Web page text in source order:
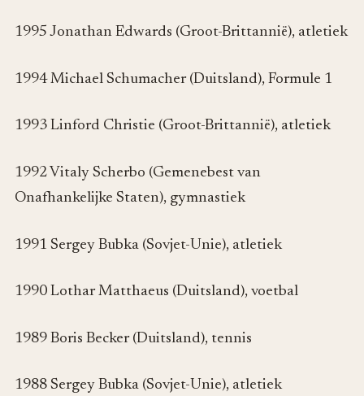
1995 Jonathan Edwards (Groot-Brittannië), atletiek
1994 Michael Schumacher (Duitsland), Formule 1
1993 Linford Christie (Groot-Brittannië), atletiek
1992 Vitaly Scherbo (Gemenebest van
Onafhankelijke Staten), gymnastiek
1991 Sergey Bubka (Sovjet-Unie), atletiek
1990 Lothar Matthaeus (Duitsland), voetbal
1989 Boris Becker (Duitsland), tennis
1988 Sergey Bubka (Sovjet-Unie), atletiek